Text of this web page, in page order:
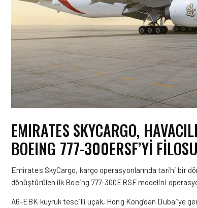
EMIRATES SKYCARGO,
BOEING 777-300ERSF’Yİ
Emirates SkyCargo, kargo operasyonlarında tarihi bir
dönüştürülen ilk Boeing 777-300ERSF modelini
A6-EBK kuyruk tescilli uçak, Hong Kong’dan Dubai’ye